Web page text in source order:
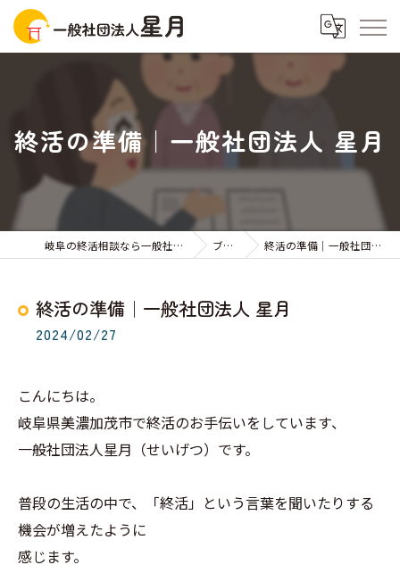
終活の準備｜一般社団法人 星月
岐阜の終活相談なら一般社団法人星月 ブログ 終活の準備｜一般社団法人 星月
終活の準備｜一般社団法人 星月
2024/02/27
こんにちは。
岐阜県美濃加茂市で終活のお手伝いをしています、
一般社団法人星月（せいげつ）です。
普段の生活の中で、「終活」という言葉を聞いたりする
機会が増えたように
感じます。